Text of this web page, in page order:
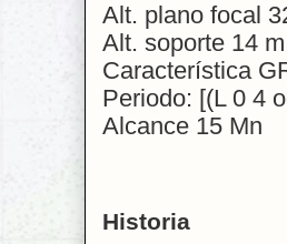
Alt. plano focal
Alt. soporte 14 m
Característica
Periodo: [(L 0 4
Alcance 15 Mn
Historia